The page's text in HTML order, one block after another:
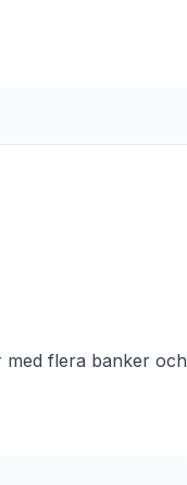
med flera banker och